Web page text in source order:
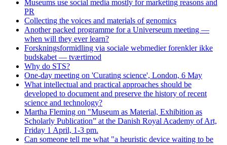
Museums use social media mostly for marketing reasons and
PR
Collecting the voices and materials of genomics
Another packed programme for a Universeum meeting —
when will they ever learn?
Forskningsformidling via sociale webmedier forenkler ikke
budskabet — tværtimod
Why do STS?
One-day meeting on 'Curating science', London, 6 May
What intellectual and practical approaches should be
developed to document and preserve the history of recent
science and technology?
Martha Fleming on "Museum as Material, Exhibition as
Scholarly Publication” at the Danish Royal Academy of Art,
Friday 1 April, 1-3 pm.
Can someone tell me what "a heuristic device waiting to be